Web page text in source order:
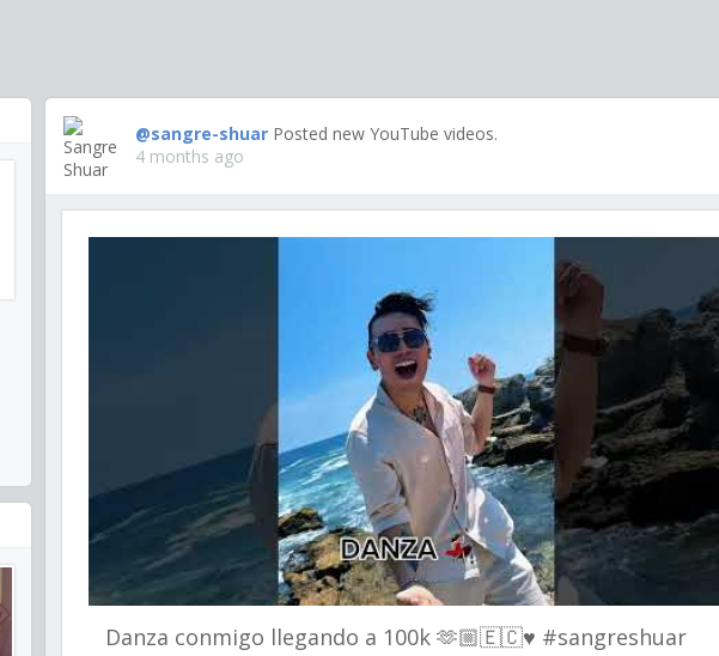
@sangre-shuar Posted new YouTube videos.
4 months ago
Danza conmigo llegando a 100k 🫶🏼🇪🇨♥️ #sangreshuar